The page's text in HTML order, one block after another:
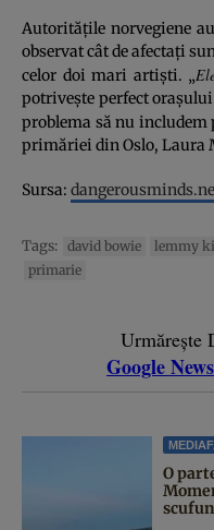
Autorităţile norvegiene
observat cât de afectaţi
celor doi mari artişti. „
potriveşte perfect
problema să nu includem
primăriei din Oslo, Laura
Sursa:
Tags: david bowie lemmy
primarie
Urmărește
Google News
O